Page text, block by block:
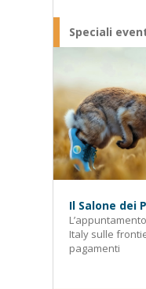
Speciali
Il Salone dei
Italy sulle
pagamenti